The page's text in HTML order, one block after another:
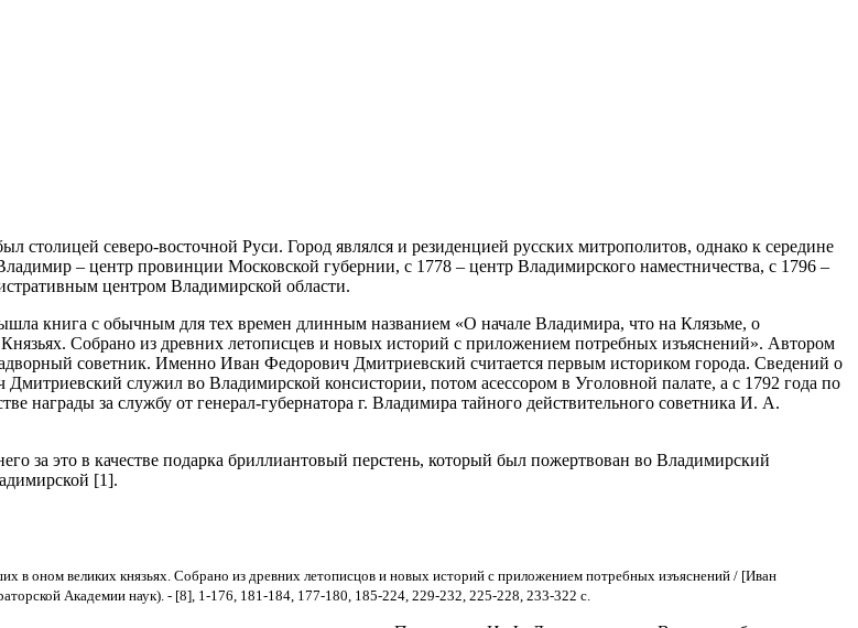
северо-восточной Руси. Город являлся и резиденцией русских митрополитов, однако к середине
– центр провинции Московской губернии, с 1778 – центр Владимирского наместничества, с 1796 –
центром Владимирской области.
книга с обычным для тех времен длинным названием «О начале Владимира, что на Клязьме, о
Собрано из древних летописцев и новых историй с приложением потребных изъяснений». Автором
советник. Именно Иван Федорович Дмитриевский считается первым историком города. Сведений о
служил во Владимирской консистории, потом асессором в Уголовной палате, а с 1792 года по
награды за службу от генерал-губернатора г. Владимира тайного действительного советника И. А.
за это в качестве подарка бриллиантовый перстень, который был пожертвован во Владимирский
[1].
в оном великих князьях. Собрано из древних летописцов и новых историй с приложением потребных изъяснений / [Иван
Академии наук). - [8], 1-176, 181-184, 177-180, 185-224, 229-232, 225-228, 233-322 с.